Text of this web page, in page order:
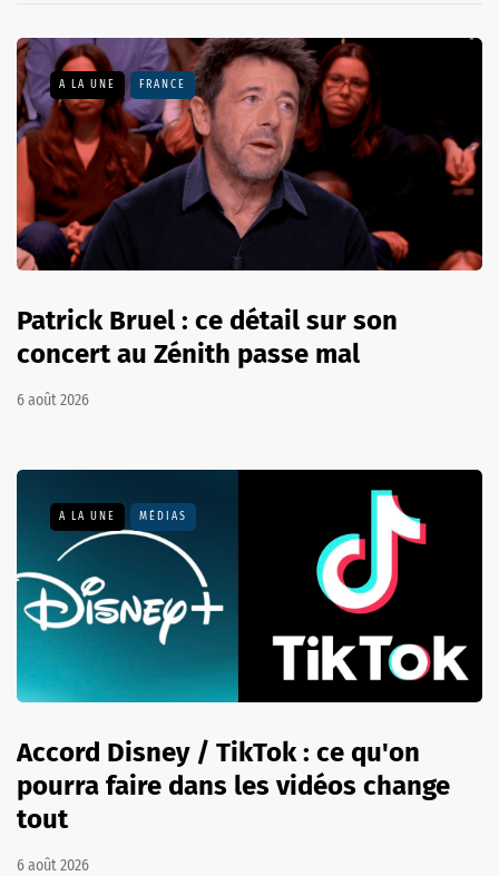
A LA UNE FRANCE
Patrick Bruel : ce détail sur son
concert au Zénith passe mal
6 août 2026
A LA UNE MÉDIAS
Accord Disney / TikTok : ce qu'on
pourra faire dans les vidéos change
tout
6 août 2026